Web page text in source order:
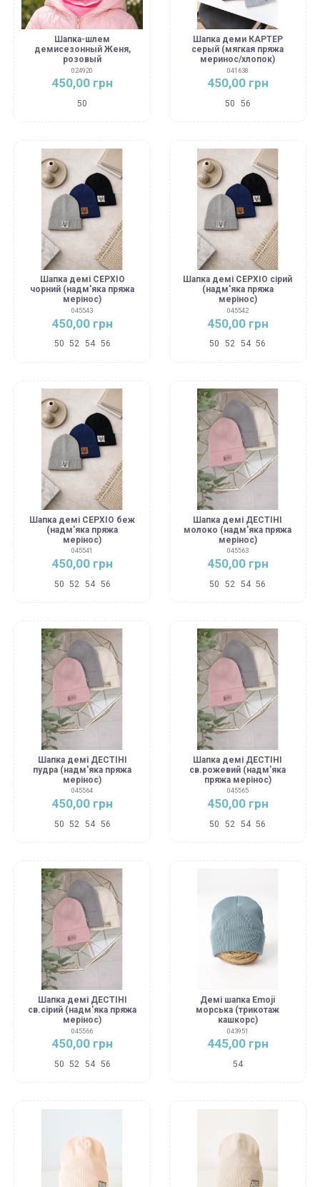
Шапка-шлем
демисезонный Женя,
розовый
024920
450,00 грн
50
Шапка деми КАРТЕР
серый (мягкая пряжа
меринос/хлопок)
041638
450,00 грн
50 56
Шапка демі СЕРХІО
чорний (надм'яка пряжа
мерінос)
045543
450,00 грн
50 52 54 56
Шапка демі СЕРХІО сірий
(надм'яка пряжа
мерінос)
045542
450,00 грн
50 52 54 56
Шапка демі СЕРХІО беж
(надм'яка пряжа
мерінос)
045541
450,00 грн
50 52 54 56
Шапка демі ДЕСТІНІ
молоко (надм'яка пряжа
мерінос)
045563
450,00 грн
50 52 54 56
Шапка демі ДЕСТІНІ
пудра (надм'яка пряжа
мерінос)
045564
450,00 грн
50 52 54 56
Шапка демі ДЕСТІНІ
св.рожевий (надм'яка
пряжа мерінос)
045565
450,00 грн
50 52 54 56
Шапка демі ДЕСТІНІ
св.сірий (надм'яка пряжа
мерінос)
045566
450,00 грн
50 52 54 56
Демі шапка Emoji
морська (трикотаж
кашкорс)
043951
445,00 грн
54